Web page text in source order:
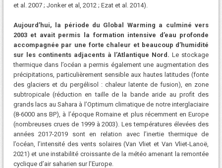
et al. 2007 ; Jonker et al, 2012 ; Ezat et al. 2014).
Aujourd’hui, la période du Global Warming a culminé vers
2003 et avait permis la formation intensive d’eau profonde
accompagnée par une forte chaleur et beaucoup d’humidité
sur les continents adjacents à l’Atlantique Nord. Le stockage
thermique dans l’océan a permis également une augmentation des
précipitations, particulièrement sensible aux hautes latitudes (fonte
des glaciers et du pergélisol : chaleur latente de fusion), en zone
subtropicale (réduction en taille de la bande aride au profit des
grands lacs au Sahara à l’Optimum climatique de notre interglaciaire
(8-6000 ans BP), à l’époque Romaine et plus récemment en Europe
(nombreuses crues de 1999 à 2003). Les températures élevées des
années 2017-2019 sont en relation avec l’inertie thermique de
l’océan, l’intensité des vents solaires (Van Vliet et Van Vliet-Lanoë,
2021) et une instabilité croissante de la météo amenant la remontée
cyclique d’air saharien sur l’Europe.